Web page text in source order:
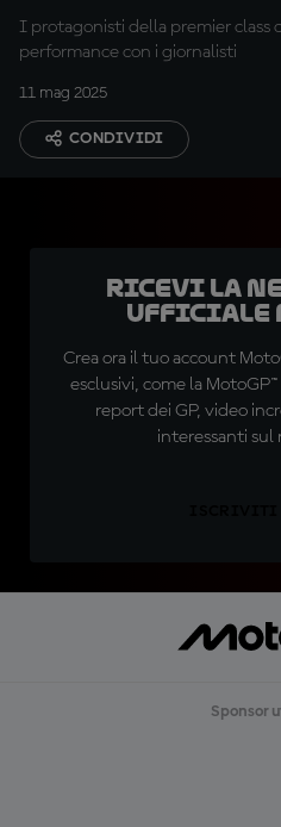
I protagonisti della premier class
performance con i giornalisti
11 mag 2025
CONDIVIDI
Ricevi la
ufficiale
Crea ora il tuo account
esclusivi, come la
report dei GP, video
interessanti sul
Sponsor